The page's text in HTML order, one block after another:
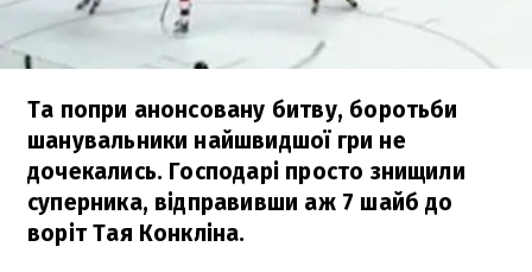
Та попри анонсовану битву, боротьби
шанувальники найшвидшої гри не
дочекались. Господарі просто знищили
суперника, відправивши аж 7 шайб до
воріт Тая Конкліна.